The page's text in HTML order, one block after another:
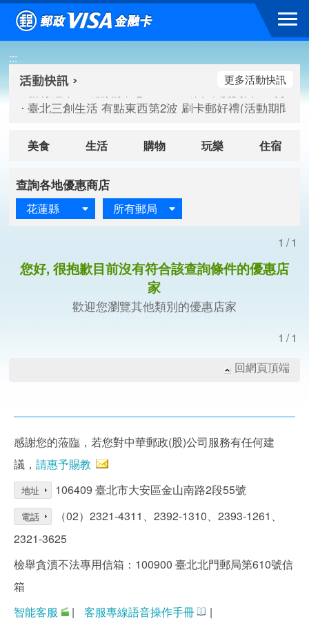
跳到主要內容區塊
:::
新竹遠東巨城購物中心 2026巨城年中慶夏日BIG好刷(
桃園大江國際購物中心 好饗去大江檔期(活動期間：
新竹遠東巨城購物中心 2026巨城年中慶夏日BIG好刷(
臺北三創生活 有點東西第2波 刷卡郵好禮(活動期間：
更多活動快訊
美食 生活 購物 玩樂 住宿
查詢各地優惠商店
花蓮縣 所有郵局
1/1
您好, 很抱歉目前沒有符合該查詢條件的優惠店
家
歡迎您瀏覽其他類別的優惠店家
1/1
回網頁頂端
感謝您的蒞臨，若您對中華郵政(股)公司服務有任何建
議， 請惠予賜教
地址 106409 臺北市大安區金山南路2段55號
電話
（02）2321-4311、2392-1310、2393-1261、
2321-3625
檢舉貪瀆不法專用信箱：100900 臺北北門郵局第610號信
箱
智能客服
| 客服專線語音操作手冊 |